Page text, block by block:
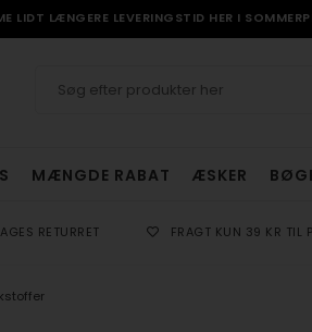
LIDT LÆNGERE LEVERINGSTID HER I
MÆNGDE RABAT ÆSKER
RETURRET FRAGT KUN 39 KR TIL